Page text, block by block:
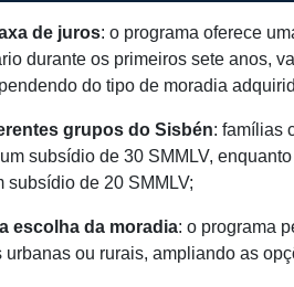
de juros: o programa oferece
durante os primeiros sete anos,
do tipo de moradia
grupos do Sisbén: famílias
subsídio de 30 SMMLV,
subsídio de 20 SMMLV;
escolha da moradia: o programa
urbanas ou rurais, ampliando as